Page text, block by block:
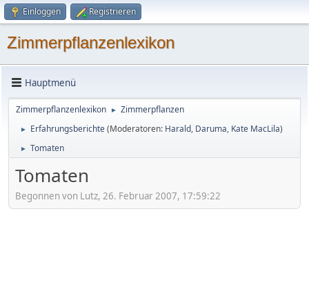
Einloggen Registrieren
Zimmerpflanzenlexikon
Hauptmenü
Zimmerpflanzenlexikon ► Zimmerpflanzen
► Erfahrungsberichte(Moderatoren: Harald, Daruma, Kate MacLila)
► Tomaten
Tomaten
Begonnen von Lutz, 26. Februar 2007, 17:59:22